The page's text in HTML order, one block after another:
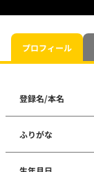
プロフィール
登録名/本名
ふりがな